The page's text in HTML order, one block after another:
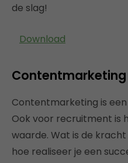
de slag!
Download
Contentmarketing is
Ook voor recruitment is
waarde. Wat is de
hoe realiseer je een